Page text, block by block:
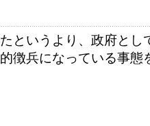
というより、政府とし
徴兵になっている事態